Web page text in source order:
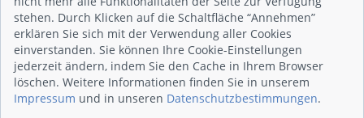
Impressum
Datenschutz
AGB
Nutzungsbedingungen
Kontakt
stehen. Durch Klicken auf die Schaltfläche “Annehmen”
erklären Sie sich mit der Verwendung aller Cookies
einverstanden. Sie können Ihre Cookie-Einstellungen
jederzeit ändern, indem Sie den Cache in Ihrem Browser
löschen. Weitere Informationen finden Sie in unserem
Impressum und in unseren Datenschutzbestimmungen.